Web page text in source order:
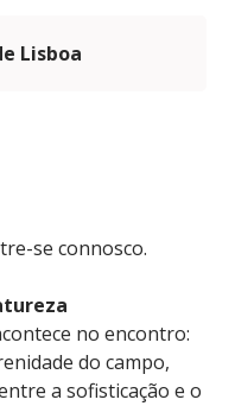
Lisboa
se connosco.
no encontro:
do campo,
a sofisticação e o